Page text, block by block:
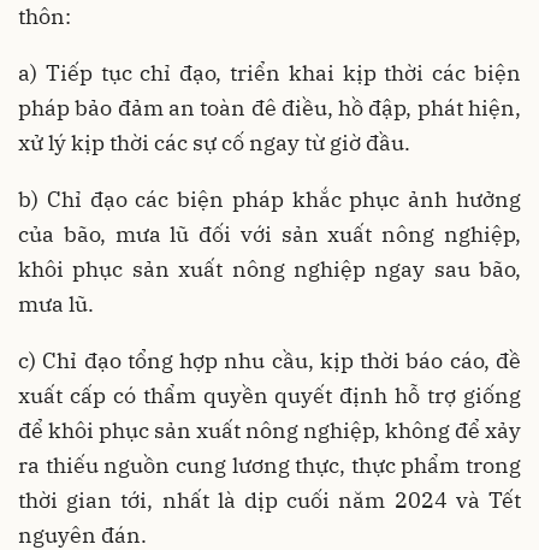
thôn:
a) Tiếp tục chỉ đạo, triển khai kịp thời các biện
pháp bảo đảm an toàn đê điều, hồ đập, phát hiện,
xử lý kịp thời các sự cố ngay từ giờ đầu.
b) Chỉ đạo các biện pháp khắc phục ảnh hưởng
của bão, mưa lũ đối với sản xuất nông nghiệp,
khôi phục sản xuất nông nghiệp ngay sau bão,
mưa lũ.
c) Chỉ đạo tổng hợp nhu cầu, kịp thời báo cáo, đề
xuất cấp có thẩm quyền quyết định hỗ trợ giống
để khôi phục sản xuất nông nghiệp, không để xảy
ra thiếu nguồn cung lương thực, thực phẩm trong
thời gian tới, nhất là dịp cuối năm 2024 và Tết
nguyên đán.